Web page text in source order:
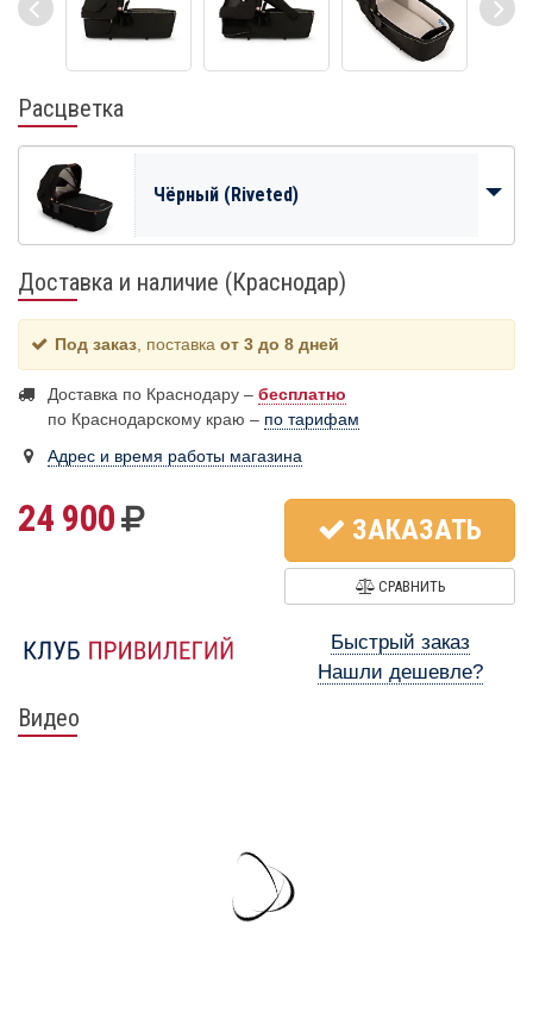
Расцветка
Чёрный (Riveted)
Доставка и наличие (Краснодар)
Под заказ , поставка от 3 до 8 дней
Доставка по Краснодару – бесплатно
по Краснодарскому краю – по тарифам
Адрес и время работы магазина
24 900 ЗАКАЗАТЬ
СРАВНИТЬ
Быстрый заказ
Нашли дешевле?
Видео